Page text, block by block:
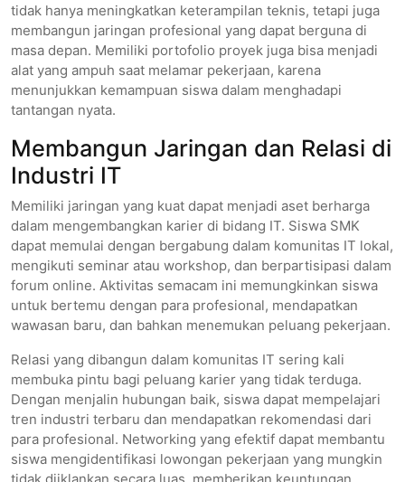
tidak hanya meningkatkan keterampilan teknis, tetapi juga
membangun jaringan profesional yang dapat berguna di
masa depan. Memiliki portofolio proyek juga bisa menjadi
alat yang ampuh saat melamar pekerjaan, karena
menunjukkan kemampuan siswa dalam menghadapi
tantangan nyata.
Membangun Jaringan dan Relasi di
Industri IT
Memiliki jaringan yang kuat dapat menjadi aset berharga
dalam mengembangkan karier di bidang IT. Siswa SMK
dapat memulai dengan bergabung dalam komunitas IT lokal,
mengikuti seminar atau workshop, dan berpartisipasi dalam
forum online. Aktivitas semacam ini memungkinkan siswa
untuk bertemu dengan para profesional, mendapatkan
wawasan baru, dan bahkan menemukan peluang pekerjaan.
Relasi yang dibangun dalam komunitas IT sering kali
membuka pintu bagi peluang karier yang tidak terduga.
Dengan menjalin hubungan baik, siswa dapat mempelajari
tren industri terbaru dan mendapatkan rekomendasi dari
para profesional. Networking yang efektif dapat membantu
siswa mengidentifikasi lowongan pekerjaan yang mungkin